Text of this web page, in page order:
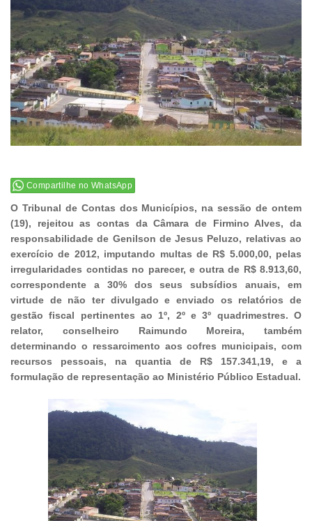
Compartilhe no WhatsApp
O Tribunal de Contas dos Municípios, na sessão de ontem
(19), rejeitou as contas da Câmara de Firmino Alves, da
responsabilidade de Genilson de Jesus Peluzo, relativas ao
exercício de 2012, imputando multas de R$ 5.000,00, pelas
irregularidades contidas no parecer, e outra de R$ 8.913,60,
correspondente a 30% dos seus subsídios anuais, em
virtude de não ter divulgado e enviado os relatórios de
gestão fiscal pertinentes ao 1º, 2º e 3º quadrimestres. O
relator, conselheiro Raimundo Moreira, também
determinando o ressarcimento aos cofres municipais, com
recursos pessoais, na quantia de R$ 157.341,19, e a
formulação de representação ao Ministério Público Estadual.